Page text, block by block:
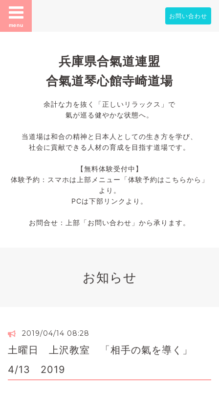
menu
お問い合わせ
兵庫県合氣道連盟
合氣道琴心館寺崎道場
余計な力を抜く「正しいリラックス」で
氣が巡る健やかな状態へ。
当道場は和合の精神と日本人としての生き方を学び、
社会に貢献できる人材の育成を目指す道場です。
【無料体験受付中】
体験予約：スマホは上部メニュー「体験予約はこちらから」
より。
PCは下部リンクより。
お問合せ：上部「お問い合わせ」から承ります。
お知らせ
2019/04/14 08:28
土曜日 上沢教室 「相手の氣を導く」
4/13 2019